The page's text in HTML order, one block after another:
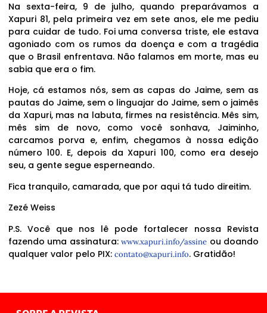
Na sexta-feira, 9 de julho, quando preparávamos a
Xapuri 81, pela primeira vez em sete anos, ele me pediu
para cuidar de tudo. Foi uma conversa triste, ele estava
agoniado com os rumos da doença e com a tragédia
que o Brasil enfrentava. Não falamos em morte, mas eu
sabia que era o fim.
Hoje, cá estamos nós, sem as capas do Jaime, sem as
pautas do Jaime, sem o linguajar do Jaime, sem o jaimês
da Xapuri, mas na labuta, firmes na resistência. Mês sim,
mês sim de novo, como você sonhava, Jaiminho,
carcamos porva e, enfim, chegamos à nossa edição
número 100. E, depois da Xapuri 100, como era desejo
seu, a gente segue esperneando.
Fica tranquilo, camarada, que por aqui tá tudo direitim.
Zezé Weiss
P.S. Você que nos lê pode fortalecer nossa Revista
fazendo uma assinatura:www.xapuri.info/assine ou doando
qualquer valor pelo PIX: contato@xapuri.info. Gratidão!